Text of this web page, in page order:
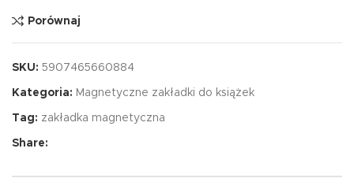
Porównaj
SKU: 5907465660884
Kategoria: Magnetyczne zakładki do książek
Tag: zakładka magnetyczna
Share: